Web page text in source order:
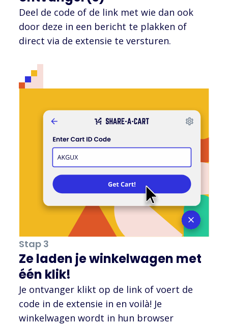
Deel de code of de link met wie dan ook
door deze in een bericht te plakken of
direct via de extensie te versturen.
Stap 3
Ze laden je winkelwagen met
één klik!
Je ontvanger klikt op de link of voert de
code in de extensie in en voilà! Je
winkelwagen wordt in hun browser